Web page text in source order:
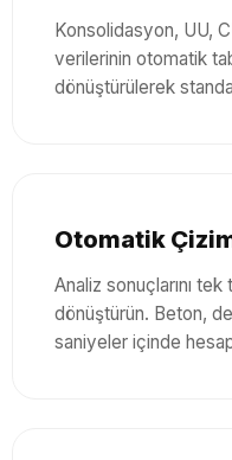
Konsolidasyon, UU,
verilerinin otomatik
dönüştürülerek
Otomatik
Analiz sonuçlarını
dönüştürün. Beton,
saniyeler içinde